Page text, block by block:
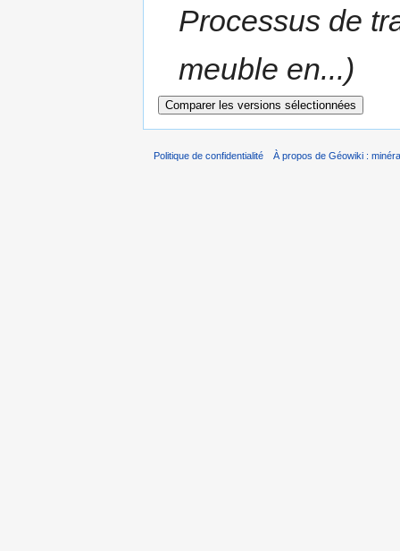
Processus de
meuble en...)
Politique de confidentialité À propos de Géowiki :